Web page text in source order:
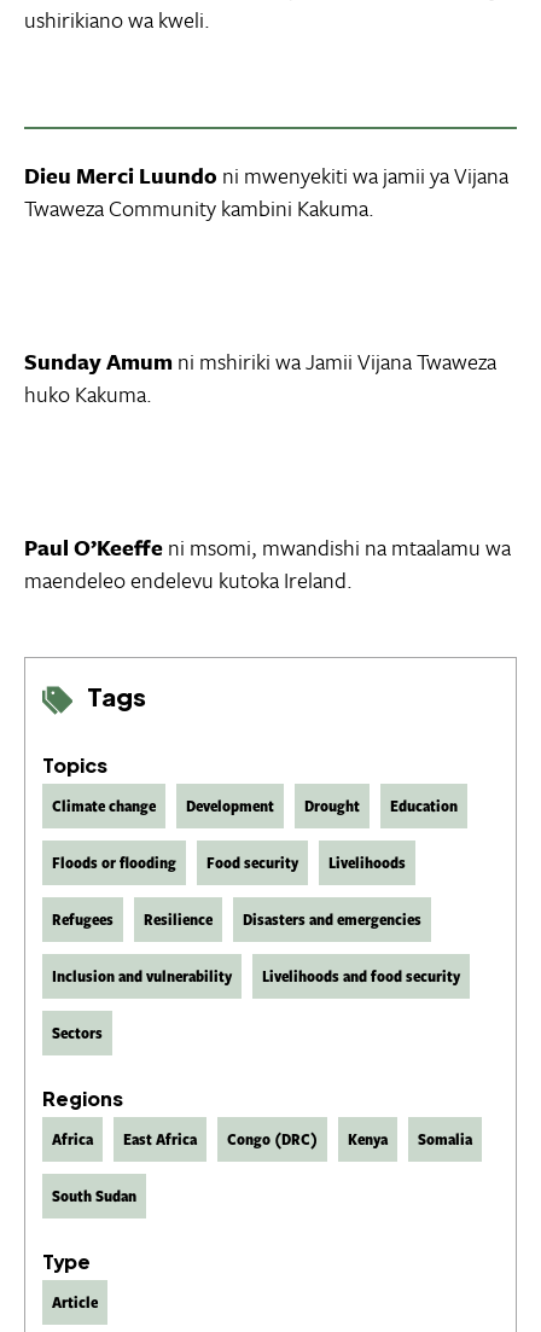
Tags
Topics
Climate change Development Drought Education
Floods or flooding Food security Livelihoods
Refugees Resilience Disasters and emergencies
Inclusion and vulnerability Livelihoods and food security
Sectors
Regions
Africa East Africa Congo (DRC) Kenya Somalia
South Sudan
Type
Article
ushirikiano wa kweli.
Dieu Merci Luundo ni mwenyekiti wa jamii ya Vijana
Twaweza Community kambini Kakuma.
Sunday Amumni mshiriki wa Jamii Vijana Twaweza
huko Kakuma.
Paul O’Keeffeni msomi, mwandishi na mtaalamu wa
maendeleo endelevu kutoka Ireland.